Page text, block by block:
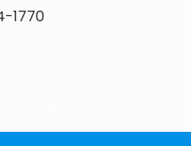
1770